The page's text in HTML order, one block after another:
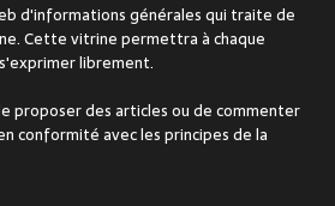
d'informations générales qui traite de
Cette vitrine permettra à chaque
librement.
proposer des articles ou de commenter
conformité avec les principes de la